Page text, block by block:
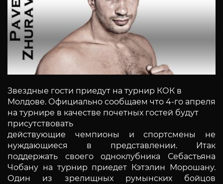
Звездные гости приедут на турнир КОК в
Молдове. Официально сообщаем что 4-го апреля
на турнире в качестве почетных гостей будут
присутствовать
действующие чемпионы и спортсмены не
нуждающиеся в представлении. Итак
поддержать своего одноклубника Себастьяна
Чобану на турнир приедет Кэтэлин Морошану.
Один из зрелищных румынских бойцов